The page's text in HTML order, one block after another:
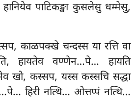
पाटिकङ्खा कुसलेसु धम्मेसु,
काळपक्खे चन्दस्स या रत्ति वा
हायतेव वण्णेन…पे… हायति
खो, कस्सप, यस्स कस्सचि सद्धा
हिरी नत्थि… ओत्तप्पं नत्थि…